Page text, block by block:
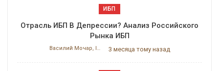
ИБП
Отрасль ИБП В Депрессии? Анализ Российского
Рынка ИБП
Василий Мочар, ITResearch 3 месяца тому назад